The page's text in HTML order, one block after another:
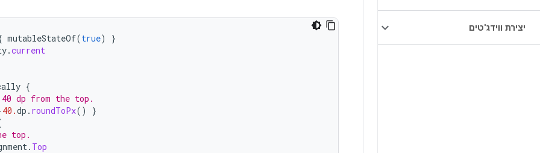
יצירת ווידג'טים
mutableStateOf(true)
}
.current
{
dp from the top.
40.dp . roundToPx()
}
top.
. Top